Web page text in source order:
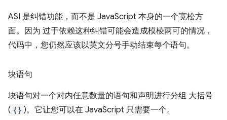
ASI 是纠错功能，而不是 JavaScript 本身的一个宽松方
面。因为 过于依赖这种纠错可能会造成模棱两可的情况，
代码中，您仍然应该以英文分号手动结束每个语句。
块语句
块语句对一个对内任意数量的语句和声明进行分组 大括号
( {} )。它让您可以在 JavaScript 只需要一个。